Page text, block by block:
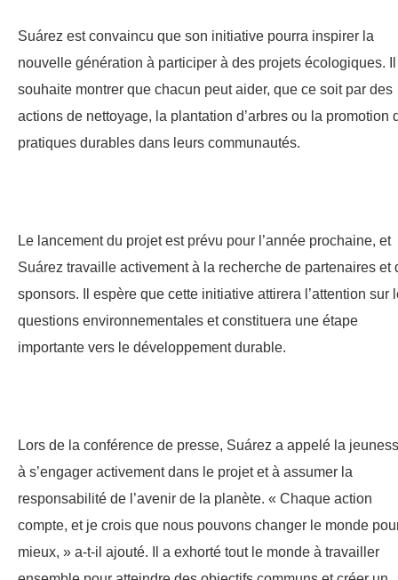
Suárez est convaincu que son initiative pourra inspirer la
nouvelle génération à participer à des projets écologiques. Il
souhaite montrer que chacun peut aider, que ce soit par des
actions de nettoyage, la plantation d’arbres ou la promotion
pratiques durables dans leurs communautés.
Le lancement du projet est prévu pour l’année prochaine, et
Suárez travaille activement à la recherche de partenaires et
sponsors. Il espère que cette initiative attirera l’attention sur
questions environnementales et constituera une étape
importante vers le développement durable.
Lors de la conférence de presse, Suárez a appelé la
à s’engager activement dans le projet et à assumer la
responsabilité de l’avenir de la planète. « Chaque action
compte, et je crois que nous pouvons changer le monde
mieux, » a-t-il ajouté. Il a exhorté tout le monde à travailler